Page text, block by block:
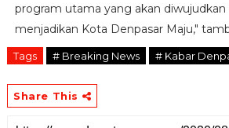
program utama yang akan diwujudkan
menjadikan Kota Denpasar Maju,"
Tags # Breaking News # Kabar
Share This